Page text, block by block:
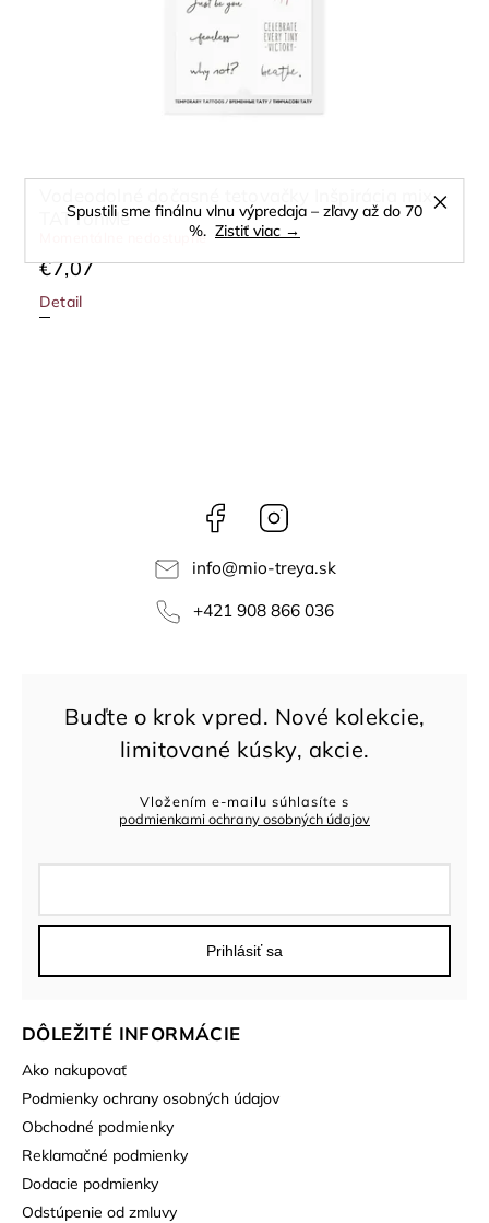
Spustili sme finálnu vlnu výpredaja – zľavy až do 70
%. Zistiť viac →
TATTonMe
Momentálne nedostupné
€7,07
Detail
Facebook
info@mio-treya.sk
+421 908 866 036
DÔLEŽITÉ INFORMÁCIE
Ako nakupovať
Podmienky ochrany osobných údajov
Obchodné podmienky
Reklamačné podmienky
Dodacie podmienky
Odstúpenie od zmluvy
Vložením e-mailu súhlasíte s
podmienkami ochrany osobných údajov
Prihlásiť sa